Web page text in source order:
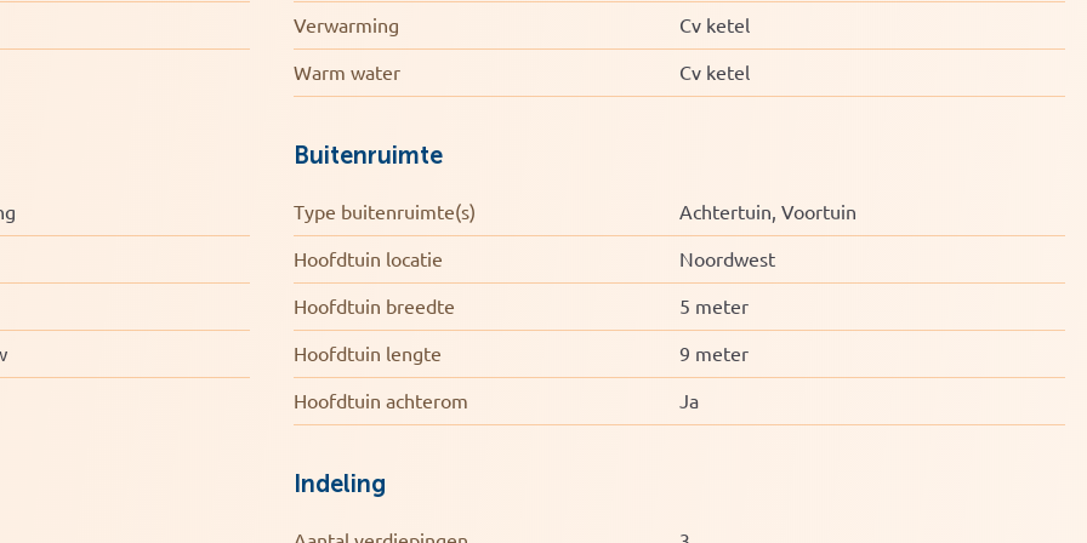
of een hobbyruimte.
van 2 slaapkamers
Verwarming Cv ketel
Warm water Cv ketel
Buitenruimte
Type buitenruimte(s) Achtertuin, Voortuin
Hoofdtuin locatie Noordwest
Hoofdtuin breedte 5 meter
Hoofdtuin lengte 9 meter
Hoofdtuin achterom Ja
Indeling